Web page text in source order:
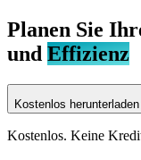
Planen Sie
und Effizienz
Kostenlos herunterladen
Kostenlos. Keine